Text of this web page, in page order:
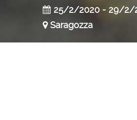
25/2/2020 - 29/2/
Saragozza